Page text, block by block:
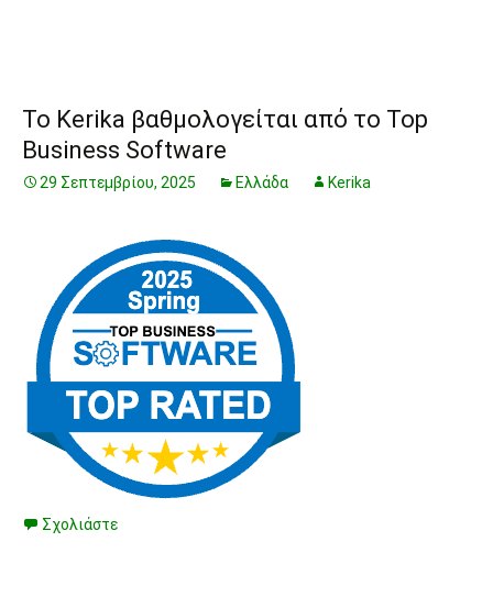
Το Kerika βαθμολογείται από το Top
Business Software
29 Σεπτεμβρίου, 2025 Ελλάδα Kerika
Σχολιάστε